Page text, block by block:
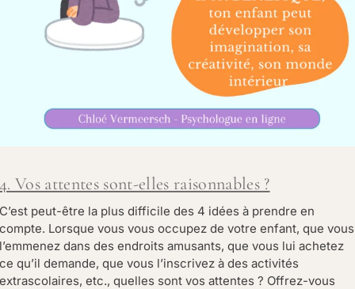
4. Vos attentes sont-elles raisonnables ?
C’est peut-être la plus difficile des 4 idées à prendre en
compte. Lorsque vous vous occupez de votre enfant, que vous
l’emmenez dans des endroits amusants, que vous lui achetez
ce qu’il demande, que vous l’inscrivez à des activités
extrascolaires, etc., quelles sont vos attentes ? Offrez-vous